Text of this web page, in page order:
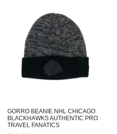
GORRO BEANIE NHL CHICAGO
BLACKHAWKS AUTHENTIC PRO
TRAVEL FANATICS